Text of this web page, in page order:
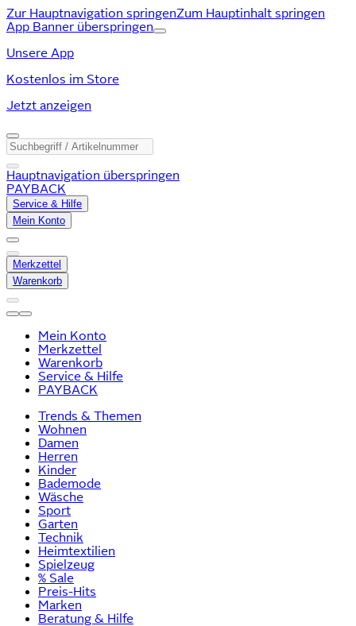
Zur Hauptnavigation springenZum Hauptinhalt springen
App Banner überspringen
Unsere App
Kostenlos im Store
Jetzt anzeigen
Hauptnavigation überspringen
PAYBACK
Service & Hilfe
Mein Konto
Merkzettel
Warenkorb
Mein Konto
Merkzettel
Warenkorb
Service & Hilfe
PAYBACK
Trends & Themen
Wohnen
Damen
Herren
Kinder
Bademode
Wäsche
Sport
Garten
Technik
Heimtextilien
Spielzeug
% Sale
Preis-Hits
Marken
Beratung & Hilfe